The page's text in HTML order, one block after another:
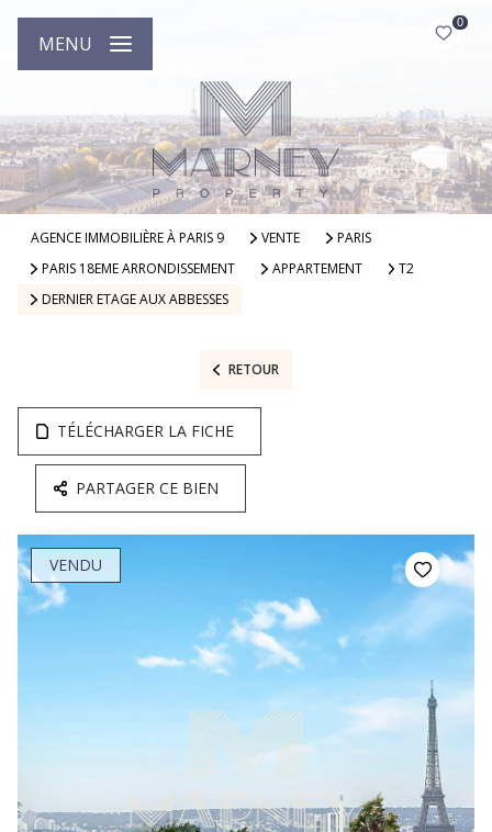
0
MENU
AGENCE IMMOBILIÈRE À PARIS 9 VENTE
PARIS
PARIS 18EME ARRONDISSEMENT
APPARTEMENT
T2
DERNIER ETAGE AUX ABBESSES
RETOUR
TÉLÉCHARGER LA FICHE
PARTAGER CE BIEN
VENDU